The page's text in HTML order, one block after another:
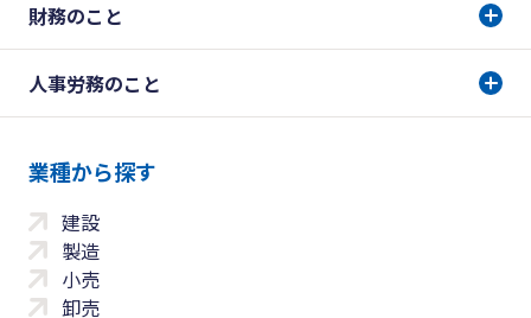
財務のこと
人事労務のこと
業種から探す
建設
製造
小売
卸売